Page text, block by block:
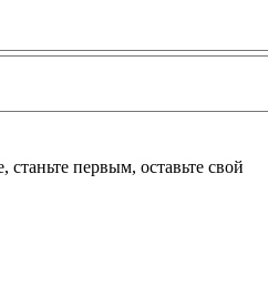
первым, оставьте свой